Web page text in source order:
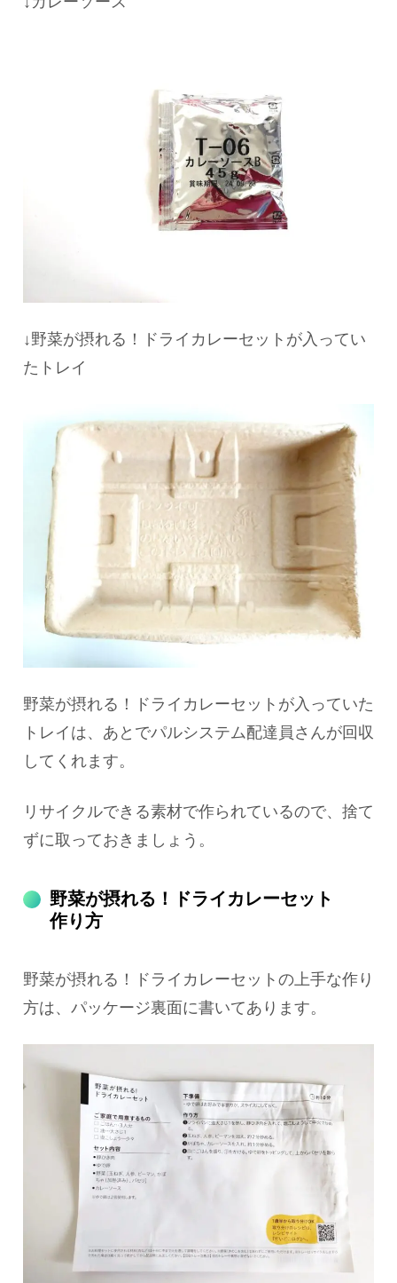
↓野菜が摂れる！ドライカレーセットが入ってい
たトレイ
野菜が摂れる！ドライカレーセットが入っていた
トレイは、あとでパルシステム配達員さんが回収
してくれます。
リサイクルできる素材で作られているので、捨て
ずに取っておきましょう。
野菜が摂れる！ドライカレーセット
作り方
野菜が摂れる！ドライカレーセットの上手な作り
方は、パッケージ裏面に書いてあります。